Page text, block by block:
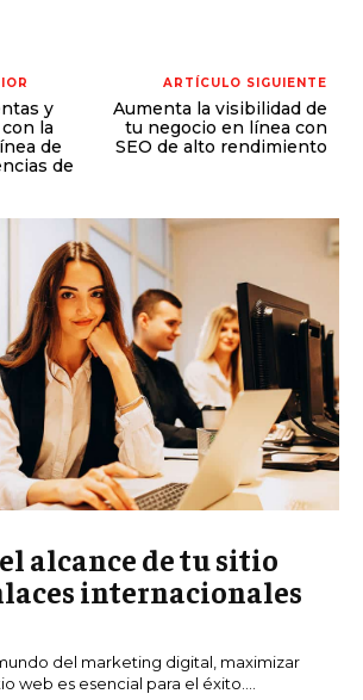
y
la
de
de
ARTÍCULO SIGUIENTE
Aumenta la visibilidad de
tu negocio en línea con
SEO de alto rendimiento
alcance de tu sitio
internacionales
del marketing digital, maximizar
web es esencial para el éxito....